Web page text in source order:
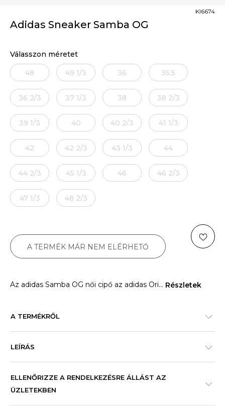
Adidas Sneaker Samba OG
KI6674
Válasszon méretet
48 49 1/3 36 35.5
36 2/3 37 1/3 38 38 2/3
39 1/3 40 40 2/3 41 1/3
42 42 2/3 43 1/3 44
44 2/3 45 1/3 46 46 2/3
47 1/3 48 2/3
A TERMÉK MÁR NEM ELÉRHETŐ
Az adidas Samba OG női cipő az adidas Ori... Részletek
A TERMÉKRŐL
LEÍRÁS
ELLENŐRIZZE A RENDELKEZÉSRE ÁLLÁST AZ
ÜZLETEKBEN